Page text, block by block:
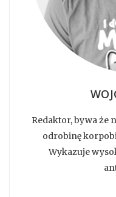
Redaktor, bywa że
odrobinę
Wykazuje